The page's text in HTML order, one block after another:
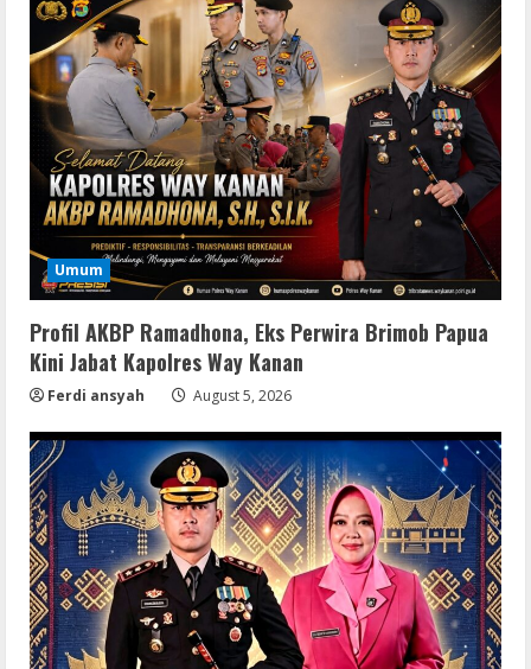
Umum
Profil AKBP Ramadhona, Eks Perwira Brimob Papua
Kini Jabat Kapolres Way Kanan
Ferdi ansyah August 5, 2026